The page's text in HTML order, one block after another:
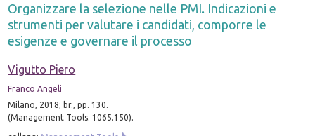
Organizzare la selezione nelle PMI. Indicazioni e
strumenti per valutare i candidati, comporre le
esigenze e governare il processo
Vigutto Piero
Franco Angeli
Milano, 2018; br., pp. 130.
(Management Tools. 1065.150).